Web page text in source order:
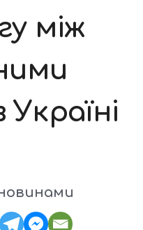
між